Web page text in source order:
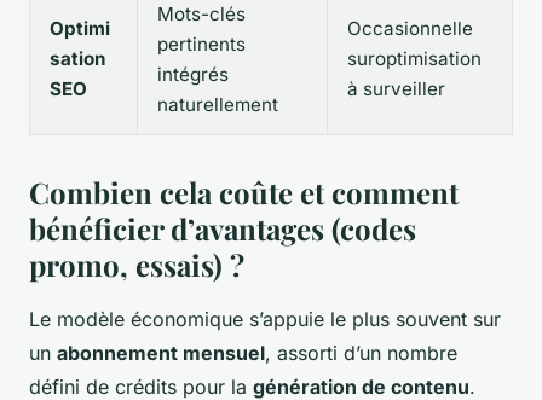
Optimi
sation
SEO
Mots-clés
pertinents
intégrés
naturellement
Occasionnelle
suroptimisation
à surveiller
Combien cela coûte et comment
bénéficier d’avantages (codes
promo, essais) ?
Le modèle économique s’appuie le plus souvent sur
un abonnement mensuel, assorti d’un nombre
défini de crédits pour la génération de contenu.